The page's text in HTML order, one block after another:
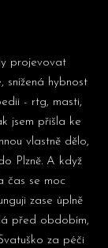
projevovat
hybnost
- rtg, masti,
jsem přišla ke
vlastně dělo,
Plzně. A když
čas se moc
zase úplně
před obdobím,
za péči